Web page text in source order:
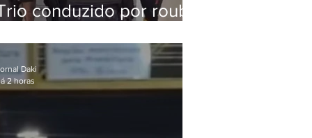
conduzido por roubo
37 passagens
Daki
2 horas